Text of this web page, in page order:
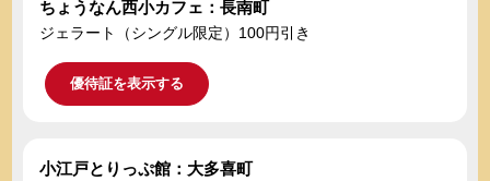
ちょうなん西小カフェ：長南町
ジェラート（シングル限定）100円引き
優待証を表示する
小江戸とりっぷ館：大多喜町